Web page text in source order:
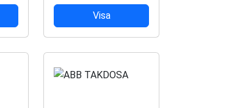
Visa